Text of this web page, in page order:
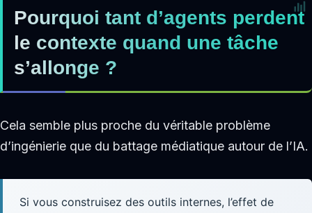
Pourquoi tant d’agents perdent
le contexte quand une tâche
s’allonge ?
Cela semble plus proche du véritable problème
d’ingénierie que du battage médiatique autour de l’IA.
Si vous construisez des outils internes, l’effet de